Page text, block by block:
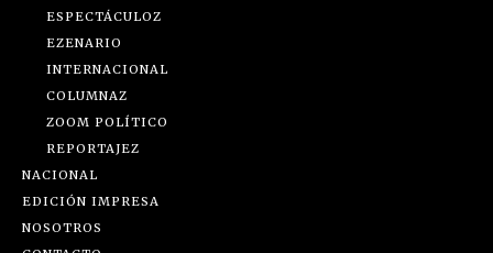
ESPECTÁCULOZ
EZENARIO
INTERNACIONAL
COLUMNAZ
ZOOM POLÍTICO
REPORTAJEZ
NACIONAL
EDICIÓN IMPRESA
NOSOTROS